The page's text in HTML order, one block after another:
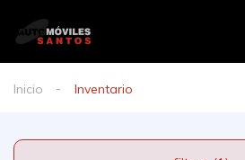
Inicio Inventario